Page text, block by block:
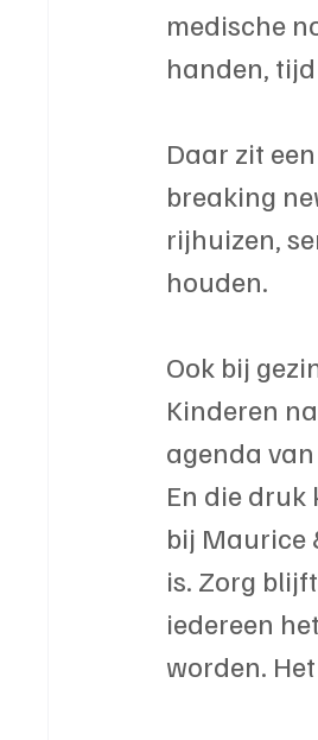
medische
handen,
Daar zit
breaking
rijhuizen,
houden.
Ook bij
Kinderen
agenda
En die druk
bij Maurice
is. Zorg
iedereen
worden.